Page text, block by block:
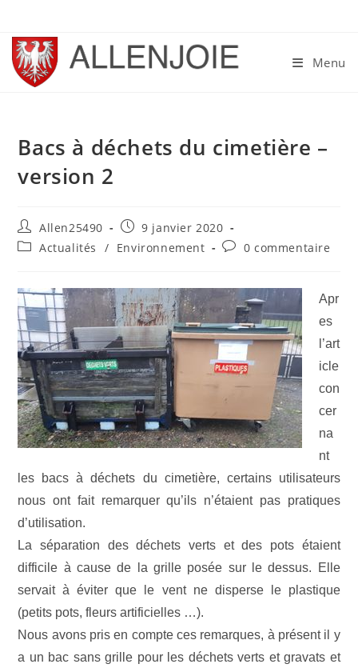
content
Menu
Bacs à déchets du cimetière –
version 2
Auteur/autrice
de
la
Allen25490
Publication
publiée :
9 janvier 2020
PostActualités / Environnement
Commentaires
publication :
0 commentaire
Apr
es
l’art
icle
con
cer
na
nt
les bacs à déchets du cimetière, certains utilisateurs
nous ont fait remarquer qu’ils n’étaient pas pratiques
d’utilisation.
La séparation des déchets verts et des pots étaient
difficile à cause de la grille posée sur le dessus. Elle
servait à éviter que le vent ne disperse le plastique
(petits pots, fleurs artificielles …).
Nous avons pris en compte ces remarques, à présent il y
a un bac sans grille pour les déchets verts et gravats et